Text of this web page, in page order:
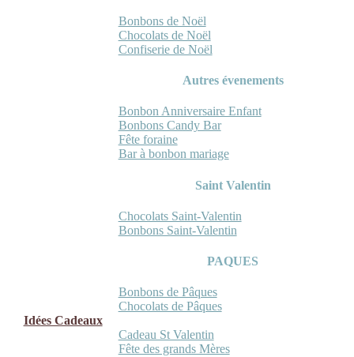
Bonbons de Noël
Chocolats de Noël
Confiserie de Noël
Autres évenements
Bonbon Anniversaire Enfant
Bonbons Candy Bar
Fête foraine
Bar à bonbon mariage
Saint Valentin
Chocolats Saint-Valentin
Bonbons Saint-Valentin
PAQUES
Bonbons de Pâques
Chocolats de Pâques
Idées Cadeaux
Cadeau St Valentin
Fête des grands Mères